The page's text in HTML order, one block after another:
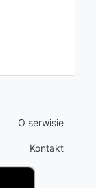
O serwisie
Kontakt